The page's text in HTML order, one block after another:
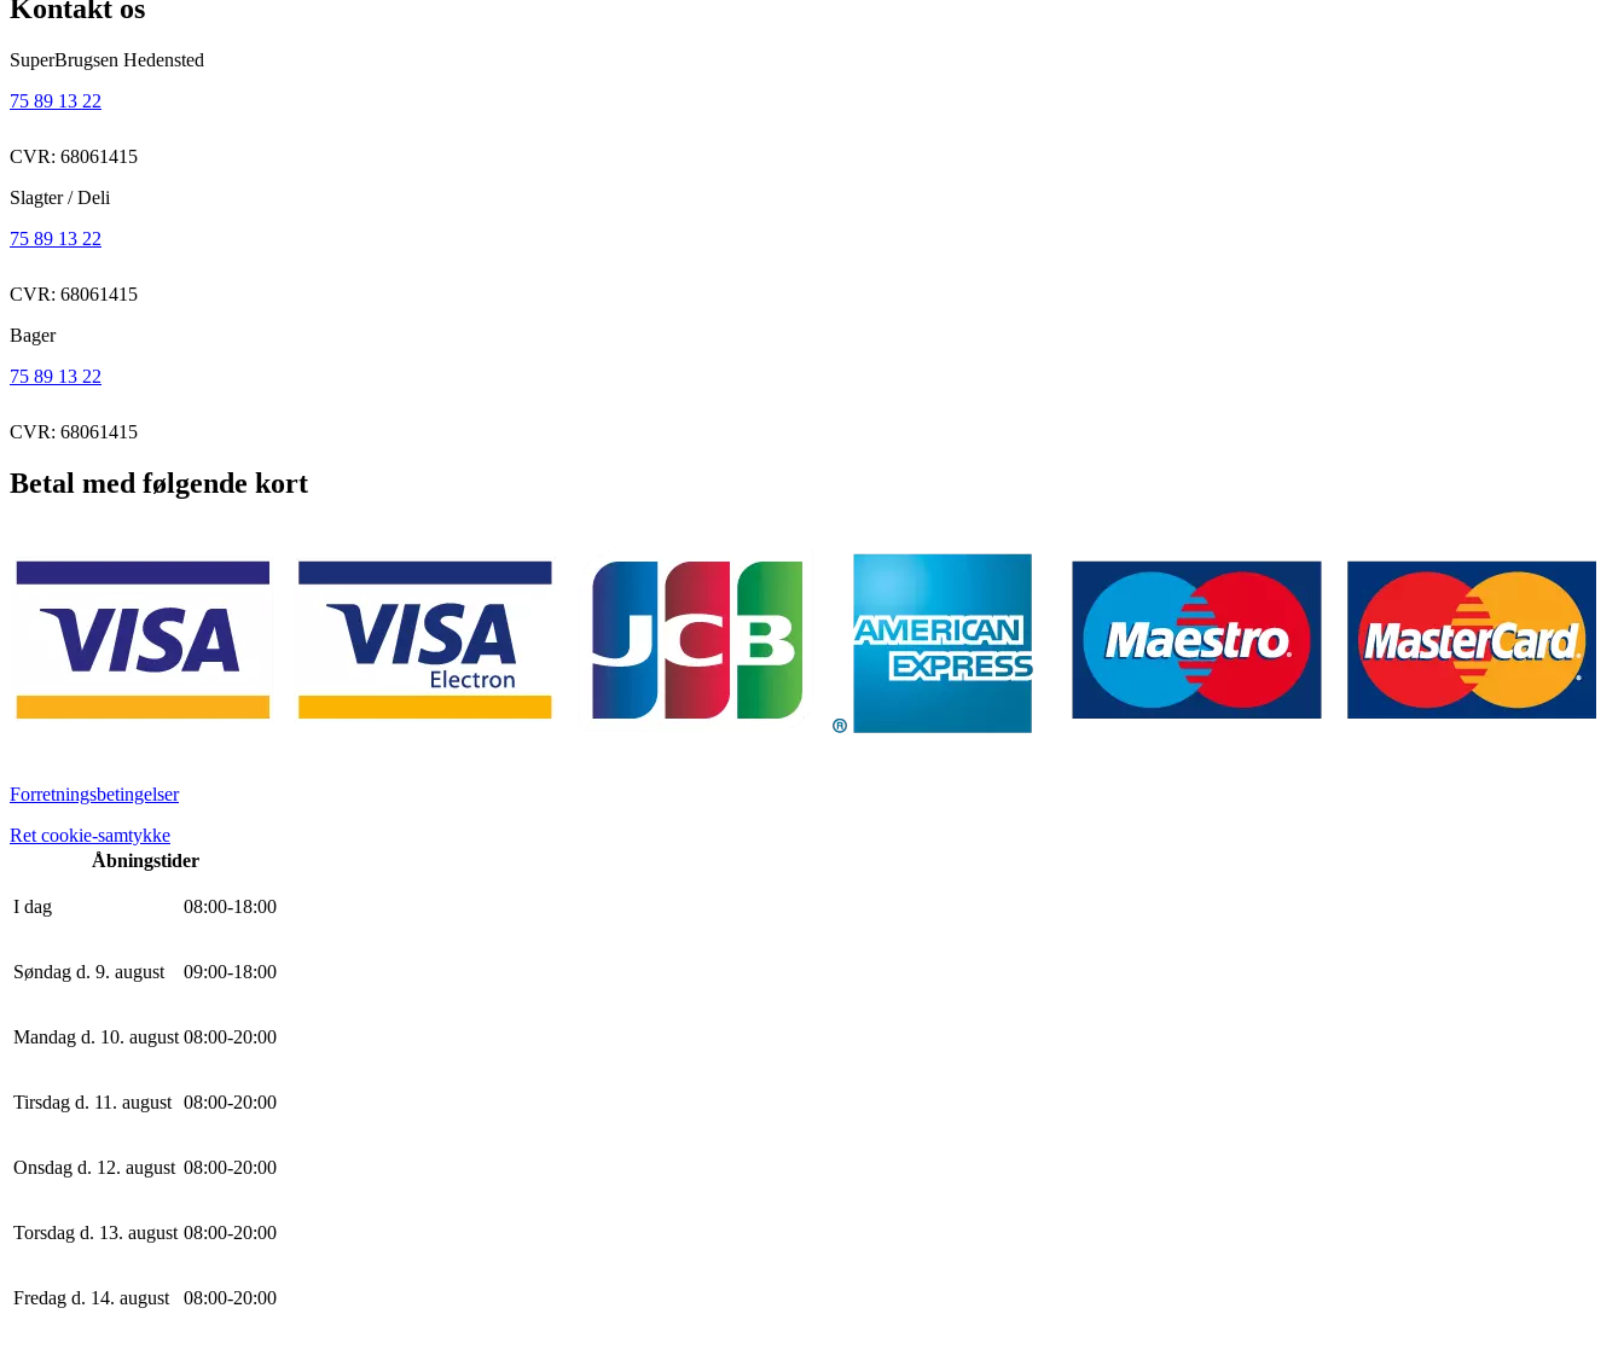
Kontakt os
SuperBrugsen Hedensted
75 89 13 22
CVR: 68061415
Slagter / Deli
75 89 13 22
CVR: 68061415
Bager
75 89 13 22
CVR: 68061415
Betal med følgende kort
Forretningsbetingelser
Ret cookie-samtykke
Åbningstider
I dag 08:00-18:00
Søndag d. 9. august 09:00-18:00
Mandag d. 10. august 08:00-20:00
Tirsdag d. 11. august 08:00-20:00
Onsdag d. 12. august 08:00-20:00
Torsdag d. 13. august 08:00-20:00
Fredag d. 14. august 08:00-20:00